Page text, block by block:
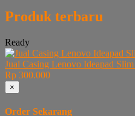
Produk terbaru
Ready
Jual Casing Lenovo Ideapad
Rp 300.000
×
Order Sekarang